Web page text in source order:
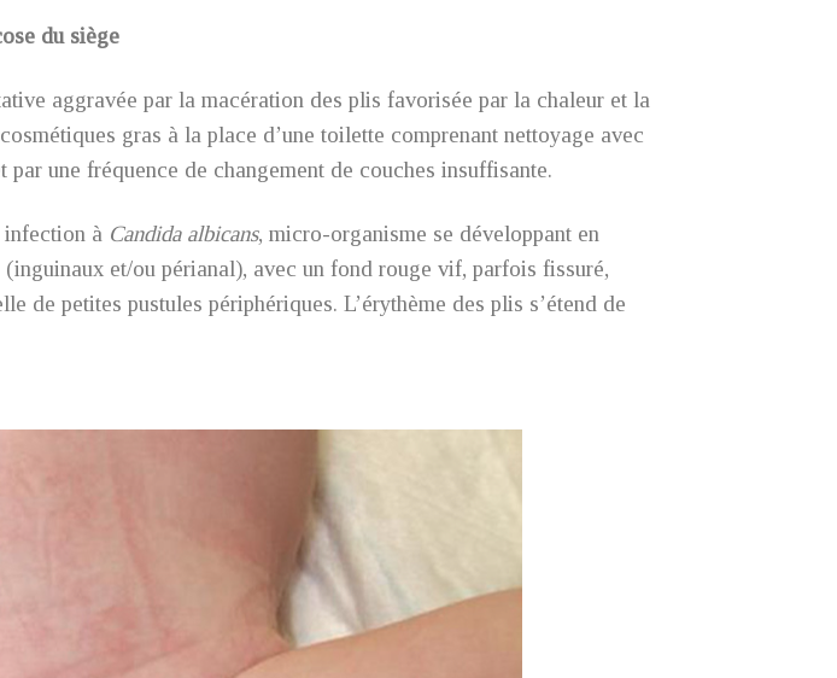
du siège
aggravée par la macération des plis favorisée par la chaleur et la
gras à la place d’une toilette comprenant nettoyage avec
une fréquence de changement de couches insuffisante.
infection à Candida albicans, micro-organisme se développant en
et/ou périanal), avec un fond rouge vif, parfois fissuré,
de petites pustules périphériques. L’érythème des plis s’étend de